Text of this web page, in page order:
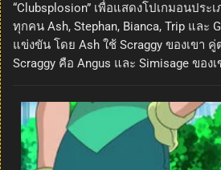
“Clubsplosion” เพื่อแสดงโปเกมอนปร
ทุกคน Ash, Stephan, Bianca, Trip และ
แข่งขัน โดย Ash ใช้ Scraggy ของเขา
Scraggy คือ Angus และ Simisage ของเ